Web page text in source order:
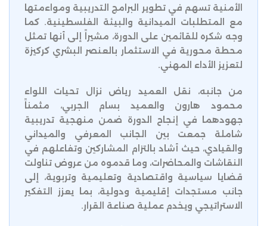
الأمنية تسهم في تطوير البرامج التدريبية ومواءمتها
مع المتطلبات الميدانية والبيئة الفلسطينية. كما
وجه شكره للقائمين على الدورة، مشيراً إلى أنها تمثل
محطة محورية في الاستثمار بالعنصر البشري كركيزة
لتعزيز الأداء المهني.
من جانبه، نقل العميد رياض نزال تحيات اللواء
محمود هارون والعميد بسام الجربي، مثمناً
جهودهما في إنجاح الدورة ضمن منهجية تدريبية
شاملة جمعت بين الجانب المعرفي والميداني
والقيادي، حيث أشاد بالتزام المشاركين وتفاعلهم في
النقاشات والمحاضرات، وما قدموه من عروض تناولت
قضايا سياسية واقتصادية وتعليمية وتربوية، إلى
جانب مستجدات إقليمية ودولية، بما يعزز التفكير
الاستراتيجي ويخدم عملية صناعة القرار.